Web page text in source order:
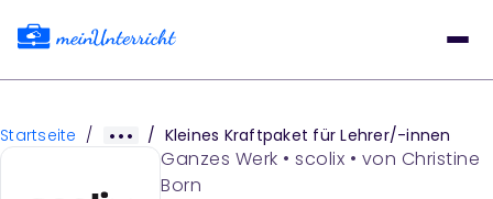
Startseite / / Kleines Kraftpaket für Lehrer/-innen
Ganzes Werk • scolix • von Christine
Born